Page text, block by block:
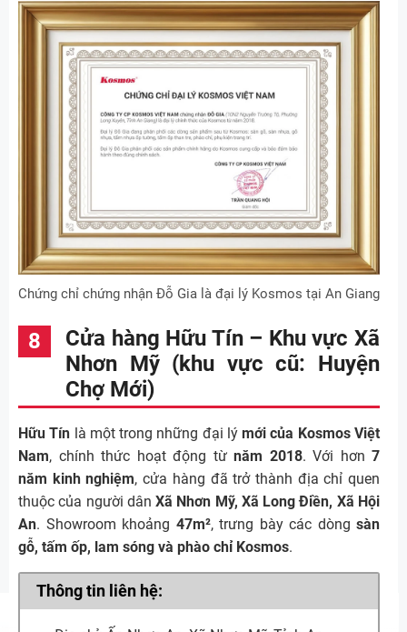
Chứng chỉ chứng nhận Đỗ Gia là đại lý Kosmos tại An Giang
Cửa hàng Hữu Tín – Khu vực Xã
Nhơn Mỹ (khu vực cũ: Huyện
Chợ Mới)
Hữu Tín là một trong những đại lýmới của Kosmos Việt
Nam, chính thức hoạt động từ năm 2018. Với hơn 7
năm kinh nghiệm, cửa hàng đã trở thành địa chỉ quen
thuộc của người dânXã Nhơn Mỹ, Xã Long Điền, Xã Hội
An. Showroom khoảng 47m², trưng bày các dòng sàn
gỗ, tấm ốp, lam sóng và phào chỉ Kosmos.
Thông tin liên hệ: